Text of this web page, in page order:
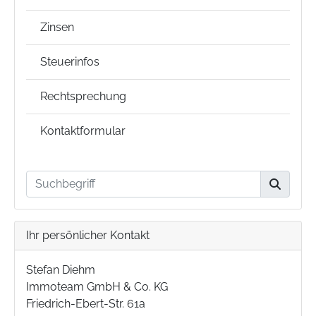
Zinsen
Steuerinfos
Rechtsprechung
Kontaktformular
Ihr persönlicher Kontakt
Stefan Diehm
Immoteam GmbH & Co. KG
Friedrich-Ebert-Str. 61a